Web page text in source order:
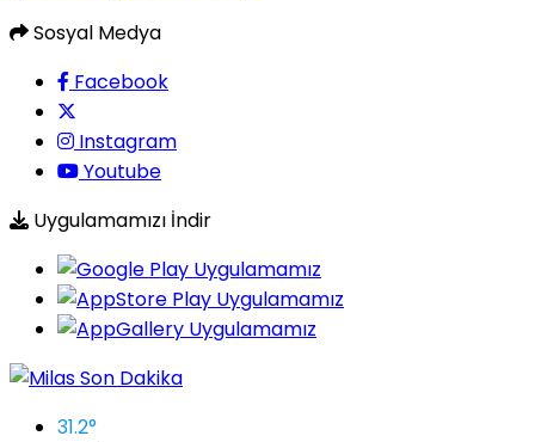
Sosyal Medya
Facebook
Instagram
Youtube
Uygulamamızı İndir
31.2°